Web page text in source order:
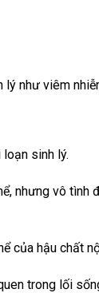
như viêm
sinh lý.
nhưng vô tình
của hậu chất
trong lối